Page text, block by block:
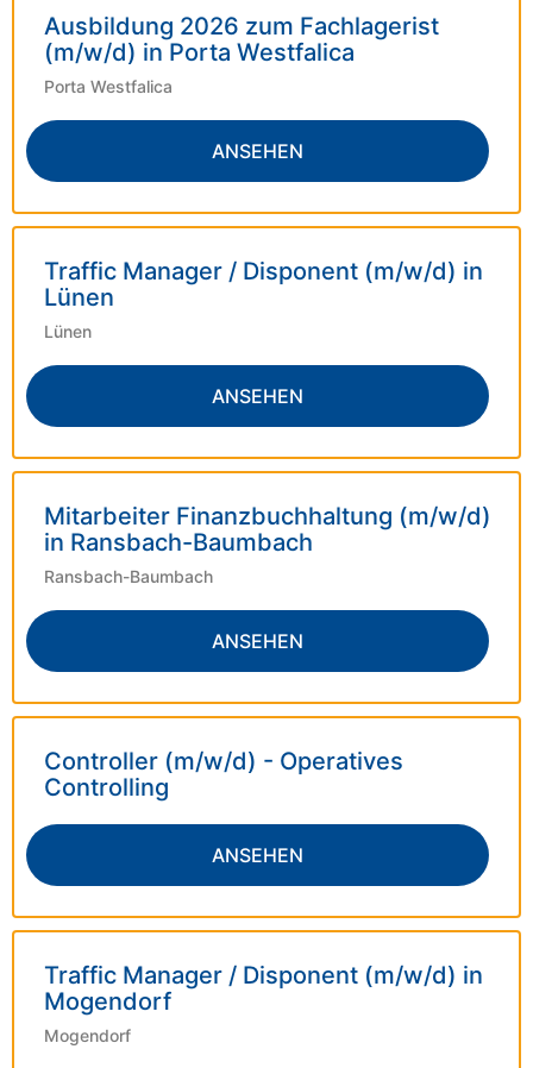
Ausbildung 2026 zum Fachlagerist
(m/w/d) in Porta Westfalica
Porta Westfalica
ANSEHEN
Traffic Manager / Disponent (m/w/d) in
Lünen
Lünen
ANSEHEN
Mitarbeiter Finanzbuchhaltung (m/w/d)
in Ransbach-Baumbach
Ransbach-Baumbach
ANSEHEN
Controller (m/w/d) - Operatives
Controlling
ANSEHEN
Traffic Manager / Disponent (m/w/d) in
Mogendorf
Mogendorf